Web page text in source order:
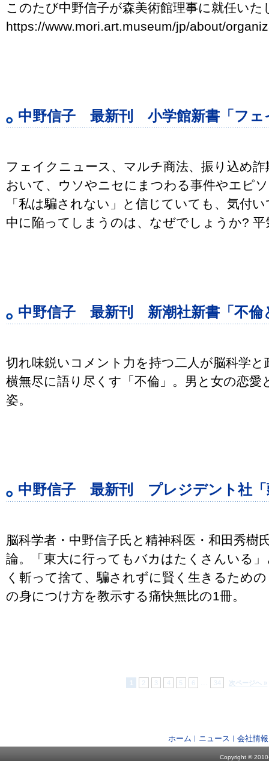
このたび中野信子が森美術館理事に就任いた
https://www.mori.art.museum/jp/about/
中野信子 最新刊 小学館新書「フェ
フェイクニュース、マルチ商法、振り込め詐
おいて、ウソやニセにまつわる事件やエピ
「私は騙されない」と信じていても、気付
中に陥ってしまうのは、なぜでしょうか? 平
中野信子 最新刊 新潮社新書「不倫
切れ味鋭いコメント力を持つ二人が脳科学と
横無尽に語り尽くす「不倫」。男と女の恋愛
姿。
中野信子 最新刊 プレジデント社「
脳科学者・中野信子氏と精神科医・和田秀樹
論。「東大に行ってもバカはたくさんいる
く斬って捨て、騙されずに賢く生きるため
の身につけ方を教示する痛快無比の1冊。
1 2 3 4 5 6 ... 34 次ページへ »
ホーム ニュース 会社情報
Copyright ©